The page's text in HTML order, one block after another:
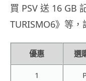
買 PSV 送 16 GB
TURISMO6》等，
優惠 選
1